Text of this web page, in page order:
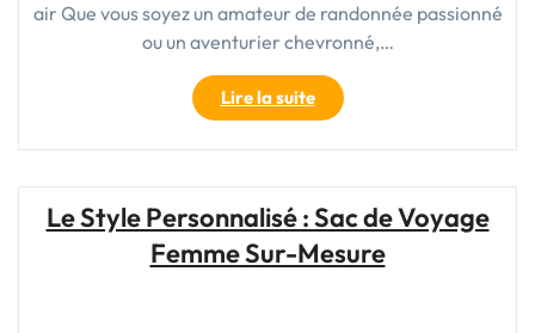
air Que vous soyez un amateur de randonnée passionné
ou un aventurier chevronné,…
Lire la suite"Choisir
le
Sac
Parfait
pour
Le Style Personnalisé : Sac de Voyage
Femme Sur-Mesure